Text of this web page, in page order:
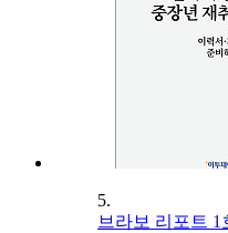
5.
브라보 리포트 1